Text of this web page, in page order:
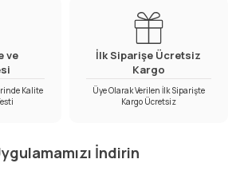
ve
Kalite
İlk Siparişe Ücretsiz
Kargo
Üye Olarak Verilen İlk Siparişte
Kargo Ücretsiz
İndirin